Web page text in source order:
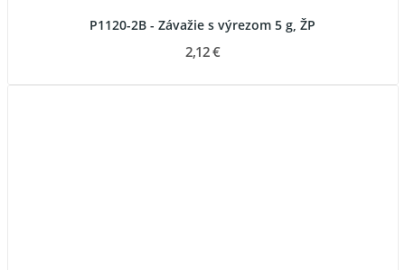
P1120-2B - Závažie s výrezom 5 g, ŽP
2,12 €